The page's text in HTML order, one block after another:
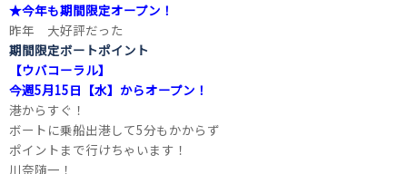
★今年も期間限定オープン！
昨年 大好評だった
期間限定ボートポイント
【ウバコーラル】
今週5月15日【水】からオープン！
港からすぐ！
ボートに乗船出港して5分もかからず
ポイントまで行けちゃいます！
川奈随一！